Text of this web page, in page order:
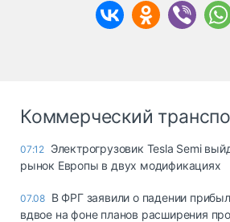
Коммерческий
07:12 Электрогрузовик Tesla Semi
рынок Европы в двух модификациях
07.08 В ФРГ заявили о падении
вдвое на фоне планов расширения